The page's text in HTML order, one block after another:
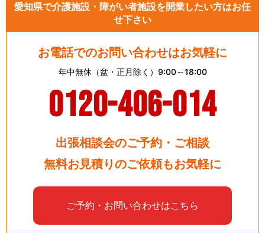
愛知県で介護施設・障がい者施設を開業したい方はお任
せ下さい
お電話でのお問い合わせはお気軽に
年中無休（盆・正月除く）9:00～18:00
0120-406-014
出張相談会のご予約・ご相談
無料お見積りのご依頼もお気軽に
ご予約・お問い合わせはこちら